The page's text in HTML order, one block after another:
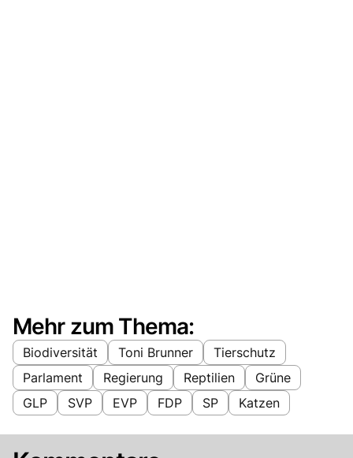
Mehr zum Thema:
Biodiversität Toni Brunner
Tierschutz
Parlament
Regierung Reptilien
Grüne
GLP
SVP EVP FDP SP Katzen